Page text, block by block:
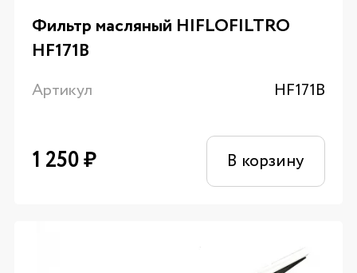
Фильтр масляный HIFLOFILTRO
HF171B
Артикул HF171B
1 250₽ В корзину